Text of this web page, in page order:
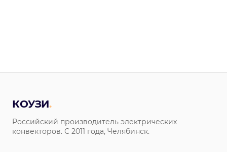
КОУЗИ.
Российский производитель электрических
конвекторов. С 2011 года, Челябинск.